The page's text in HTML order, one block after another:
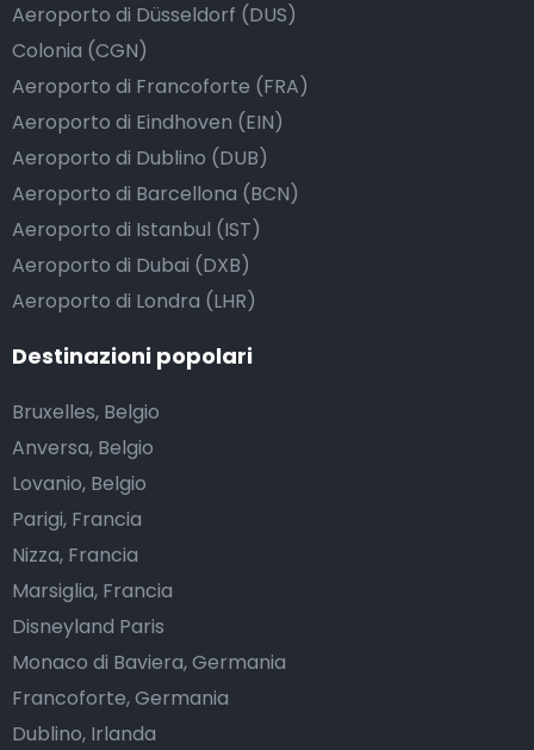
Aeroporto di Düsseldorf (DUS)
Colonia (CGN)
Aeroporto di Francoforte (FRA)
Aeroporto di Eindhoven (EIN)
Aeroporto di Dublino (DUB)
Aeroporto di Barcellona (BCN)
Aeroporto di Istanbul (IST)
Aeroporto di Dubai (DXB)
Aeroporto di Londra (LHR)
Destinazioni popolari
Bruxelles, Belgio
Anversa, Belgio
Lovanio, Belgio
Parigi, Francia
Nizza, Francia
Marsiglia, Francia
Disneyland Paris
Monaco di Baviera, Germania
Francoforte, Germania
Dublino, Irlanda